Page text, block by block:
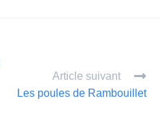
erArticle suivant
Les poules de Rambouillet